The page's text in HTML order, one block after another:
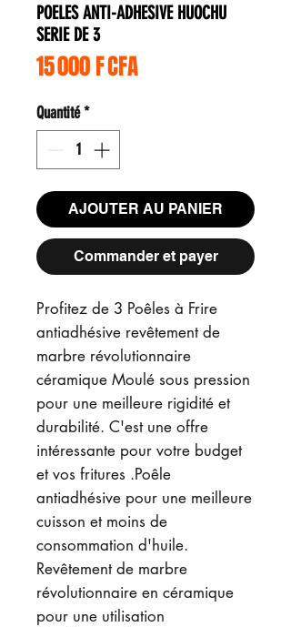
POELES ANTI-ADHESIVE HUOCHU
SERIE DE 3
15 000 F CFAPrix
Quantité*
AJOUTER AU PANIER
Commander et payer
Profitez de 3 Poêles à Frire
antiadhésive revêtement de
marbre révolutionnaire
céramique Moulé sous pression
pour une meilleure rigidité et
durabilité. C'est une offre
intéressante pour votre budget
et vos fritures .Poêle
antiadhésive pour une meilleure
cuisson et moins de
consommation d'huile.
Revêtement de marbre
révolutionnaire en céramique
pour une utilisation